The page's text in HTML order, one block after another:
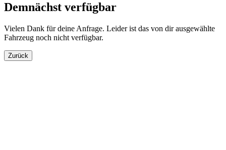
Demnächst verfügbar
Vielen Dank für deine Anfrage. Leider ist das von dir ausgewählte
Fahrzeug noch nicht verfügbar.
Zurück